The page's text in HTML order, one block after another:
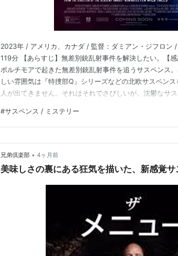
2023年 / アメリカ、カナダ / 監督：ダミアン・ジフロン
119分 【あらすじ】無差別銃乱射事件を解決したい。【
ボルチモアで起きた無差別銃乱射事件を追うサスペンス
しい雰囲気は『特捜部Q』シリーズなどの北欧サスペン
人が出てきません。それはそれでさびしいが。沈鬱なサ
抜きんでた能力はありながら心に問題を抱え、過去に依存
験に落ちているエレノ…
#サスペンス / ミステリー
兄弟倶楽部 • 4ヶ月前
美味しさの裏にある狂気を描いた、新感覚サ